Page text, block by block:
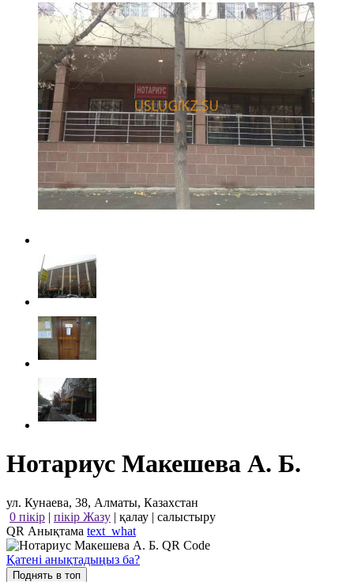
Нотариус Макешева А. Б.
ул. Кунаева, 38, Алматы, Казахстан
0 пікір | пікір Жазу | қалау | салыстыру
QR Анықтама text_what
Қатені анықтадыңыз ба?
Поднять в топ